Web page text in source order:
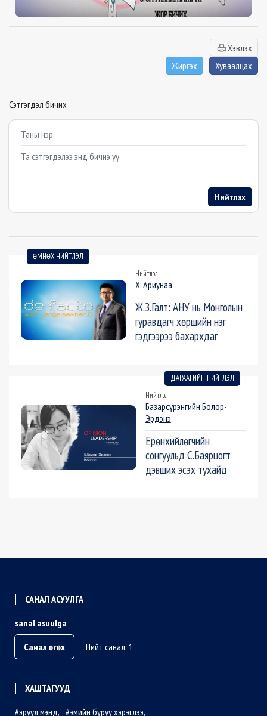
Хэвлэх
Жиргэх
Хуваалцах
Сэтгэгдэл бичих
Example textarea
Нийтлэх
ӨМНӨХ НИЙТЛЭЛ
Нийтлэл
Х. Ариунаа
Ж.З.Галт: АНУ нь Монголын
гуравдагч хөршийн нэг
гэдгээрээ бахархдаг
ДАРААГИЙН НИЙТЛЭЛ
Нийтлэл
Базарсүрэнгийн Болор-
Эрдэнэ
Ерөнхийлөгчийн
сонгуульд С.Баярцогт
дэвших эсэх тухайд
САНАЛ АСУУЛГА
sanal asuulga
Санал өгөх
Нийт санал: 1
ХАШТАГУУД
эрүүл мэнд
эмийн буруу хэрэглээ